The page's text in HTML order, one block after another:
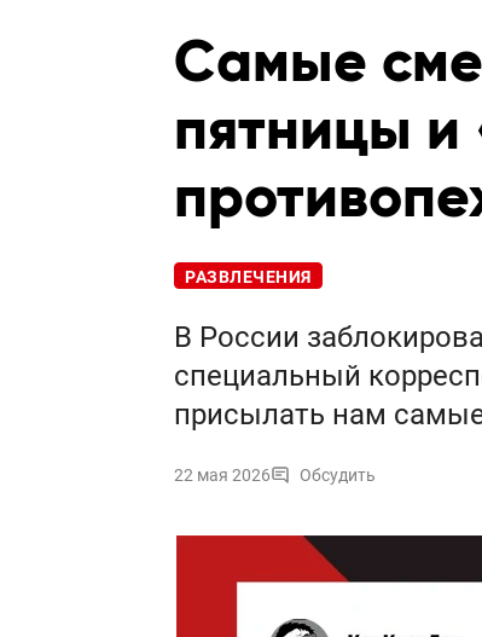
Самые
пятницы и
РАЗВЛЕЧЕНИЯ
В России
специальный
присылать нам
22 мая 2026 Обсудить